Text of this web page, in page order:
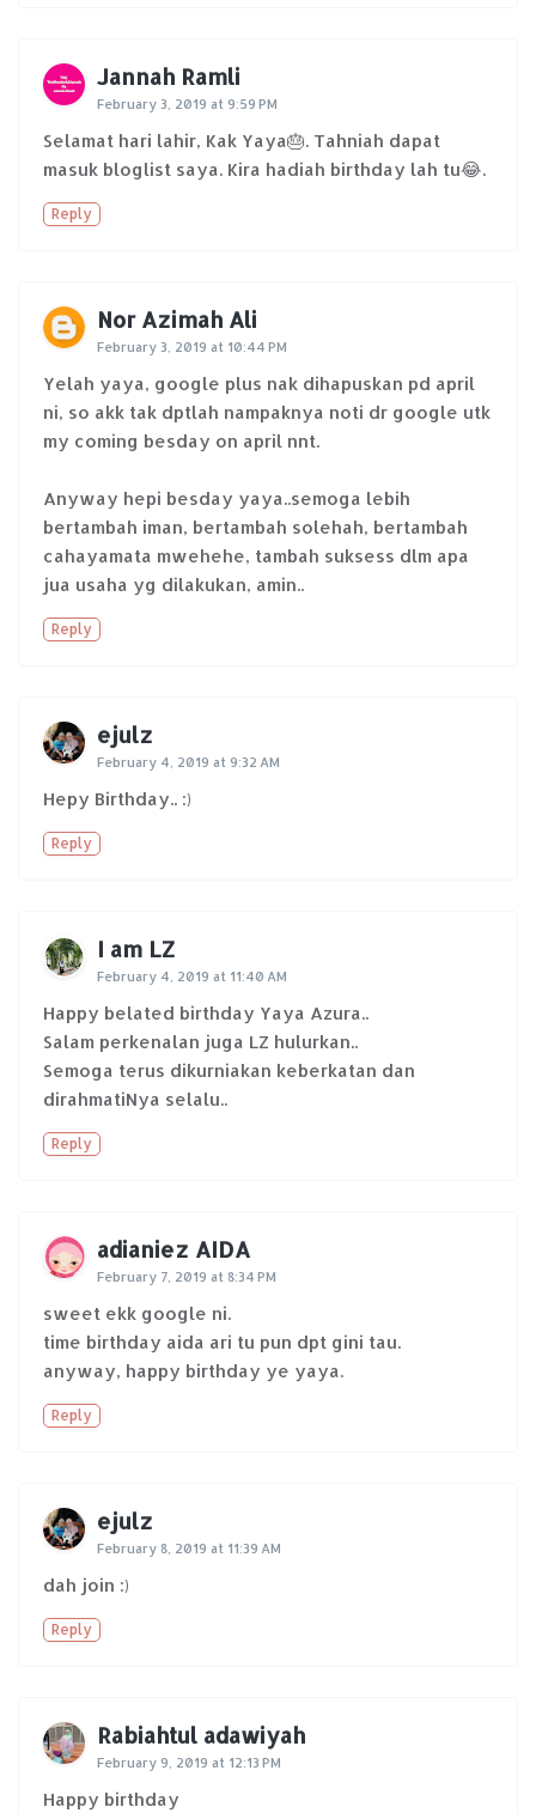
Jannah Ramli
February 3, 2019 at 9:59 PM
Selamat hari lahir, Kak Yaya🎂. Tahniah dapat
masuk bloglist saya. Kira hadiah birthday lah tu😂.
Reply
Nor Azimah Ali
February 3, 2019 at 10:44 PM
Yelah yaya, google plus nak dihapuskan pd april
ni, so akk tak dptlah nampaknya noti dr google utk
my coming besday on april nnt.
Anyway hepi besday yaya..semoga lebih
bertambah iman, bertambah solehah, bertambah
cahayamata mwehehe, tambah suksess dlm apa
jua usaha yg dilakukan, amin..
Reply
ejulz
February 4, 2019 at 9:32 AM
Hepy Birthday.. :)
Reply
I am LZ
February 4, 2019 at 11:40 AM
Happy belated birthday Yaya Azura..
Salam perkenalan juga LZ hulurkan..
Semoga terus dikurniakan keberkatan dan
dirahmatiNya selalu..
Reply
adianiez AIDA
February 7, 2019 at 8:34 PM
sweet ekk google ni.
time birthday aida ari tu pun dpt gini tau.
anyway, happy birthday ye yaya.
Reply
ejulz
February 8, 2019 at 11:39 AM
dah join :)
Reply
Rabiahtul adawiyah
February 9, 2019 at 12:13 PM
Happy birthday